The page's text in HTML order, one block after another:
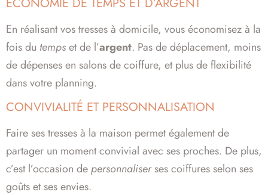
En réalisant vos tresses à domicile, vous économisez à la
fois du tempset de l’argent. Pas de déplacement, moins
de dépenses en salons de coiffure, et plus de flexibilité
dans votre planning.
CONVIVIALITÉ ET PERSONNALISATION
Faire ses tresses à la maison permet également de
partager un moment convivial avec ses proches. De plus,
c’est l’occasion depersonnaliserses coiffures selon ses
goûts et ses envies.